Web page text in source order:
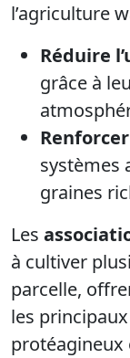
l’agriculture
Réduire
grâce à
systèmes
graines
Les
à cultiver
parcelle,
les
protéagineux